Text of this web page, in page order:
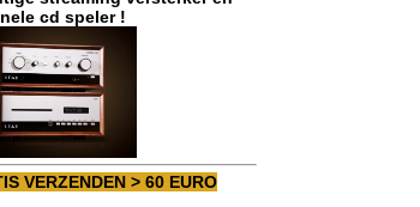
cd speler !
VERZENDEN > 60 EURO